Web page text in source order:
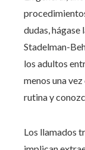
dudas, hágase
Stadelman-
los adultos
menos una
rutina y
Los llamados